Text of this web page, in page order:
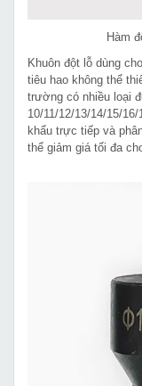
Hàm
Khuôn đột lỗ dùng cho
tiêu hao không thể
trường có nhiều loại
10/11/12/13/14/15/
khẩu trực tiếp và
thể giảm giá tối đa